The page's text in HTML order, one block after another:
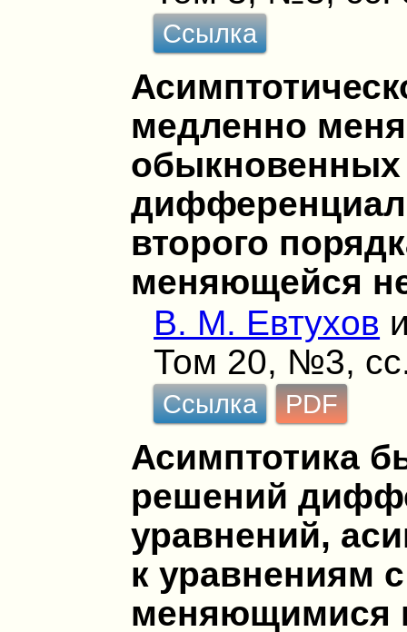
Ссылка
медленно
второго
меняющейся
В. М. Евтухов
Том 20, №3,
Ссылка PDF
Асимптотика
решений
уравнений,
к уравнениям
меняющимися